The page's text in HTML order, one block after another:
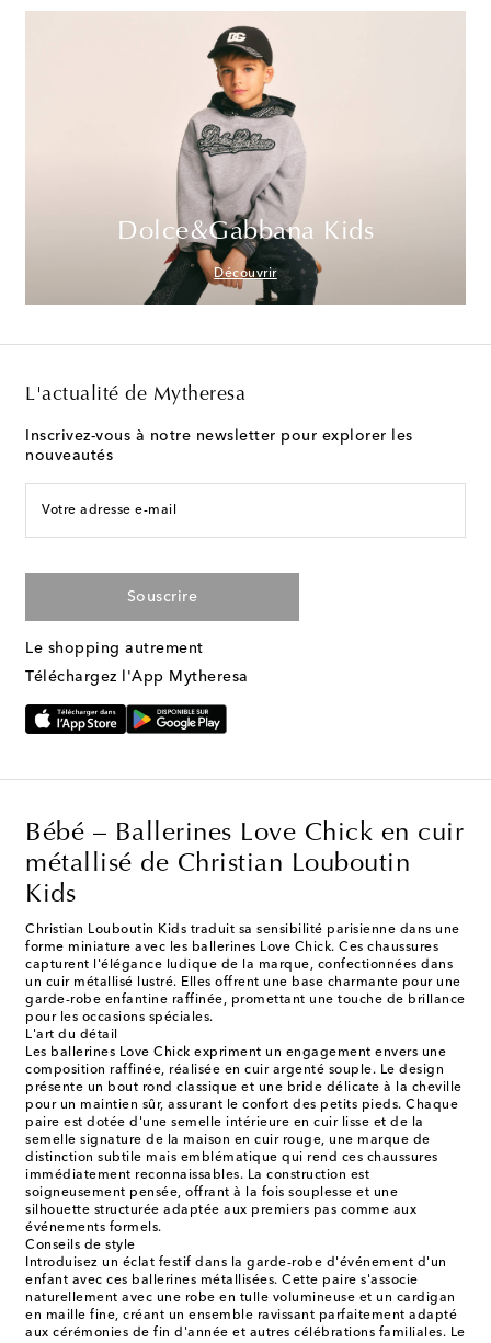
Dolce&Gabbana Kids
Découvrir
L'actualité de Mytheresa
Inscrivez-vous à notre newsletter pour explorer les
nouveautés
Votre adresse e-mail
Souscrire
Le shopping autrement
Téléchargez l'App Mytheresa
Bébé – Ballerines Love Chick en cuir
métallisé de Christian Louboutin
Kids
Christian Louboutin Kids traduit sa sensibilité parisienne dans une
forme miniature avec les ballerines Love Chick. Ces chaussures
capturent l'élégance ludique de la marque, confectionnées dans
un cuir métallisé lustré. Elles offrent une base charmante pour une
garde-robe enfantine raffinée, promettant une touche de brillance
pour les occasions spéciales.
L'art du détail
Les ballerines Love Chick expriment un engagement envers une
composition raffinée, réalisée en cuir argenté souple. Le design
présente un bout rond classique et une bride délicate à la cheville
pour un maintien sûr, assurant le confort des petits pieds. Chaque
paire est dotée d'une semelle intérieure en cuir lisse et de la
semelle signature de la maison en cuir rouge, une marque de
distinction subtile mais emblématique qui rend ces chaussures
immédiatement reconnaissables. La construction est
soigneusement pensée, offrant à la fois souplesse et une
silhouette structurée adaptée aux premiers pas comme aux
événements formels.
Conseils de style
Introduisez un éclat festif dans la garde-robe d'événement d'un
enfant avec ces ballerines métallisées. Cette paire s'associe
naturellement avec une robe en tulle volumineuse et un cardigan
en maille fine, créant un ensemble ravissant parfaitement adapté
aux cérémonies de fin d'année et autres célébrations familiales. Le